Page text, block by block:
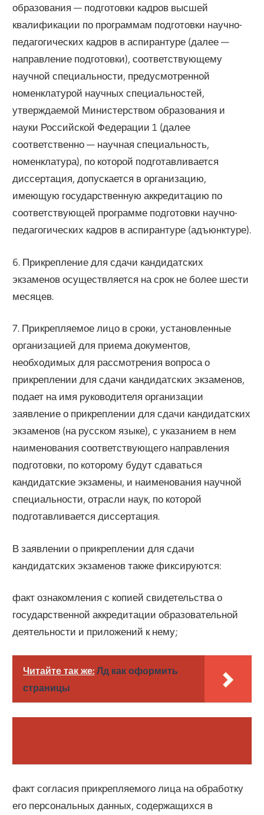
образования — подготовки кадров высшей
квалификации по программам подготовки научно-
педагогических кадров в аспирантуре (далее —
направление подготовки), соответствующему
научной специальности, предусмотренной
номенклатурой научных специальностей,
утверждаемой Министерством образования и
науки Российской Федерации 1 (далее
соответственно — научная специальность,
номенклатура), по которой подготавливается
диссертация, допускается в организацию,
имеющую государственную аккредитацию по
соответствующей программе подготовки научно-
педагогических кадров в аспирантуре (адъюнктуре).
6. Прикрепление для сдачи кандидатских
экзаменов осуществляется на срок не более шести
месяцев.
7. Прикрепляемое лицо в сроки, установленные
организацией для приема документов,
необходимых для рассмотрения вопроса о
прикреплении для сдачи кандидатских экзаменов,
подает на имя руководителя организации
заявление о прикреплении для сдачи кандидатских
экзаменов (на русском языке), с указанием в нем
наименования соответствующего направления
подготовки, по которому будут сдаваться
кандидатские экзамены, и наименования научной
специальности, отрасли наук, по которой
подготавливается диссертация.
В заявлении о прикреплении для сдачи
кандидатских экзаменов также фиксируются:
факт ознакомления с копией свидетельства о
государственной аккредитации образовательной
деятельности и приложений к нему;
Читайте так же: Лд как оформить
страницы
факт согласия прикрепляемого лица на обработку
его персональных данных, содержащихся в